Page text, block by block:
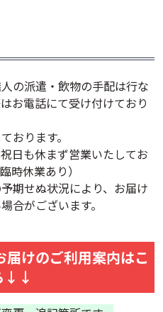
の派遣・飲物の手配は行な
お電話にて受け付けており
おります。
日も休まず営業いたしてお
時休業あり）
期せぬ状況により、お届け
合がございます。
けのご利用案内はこ
↓↓